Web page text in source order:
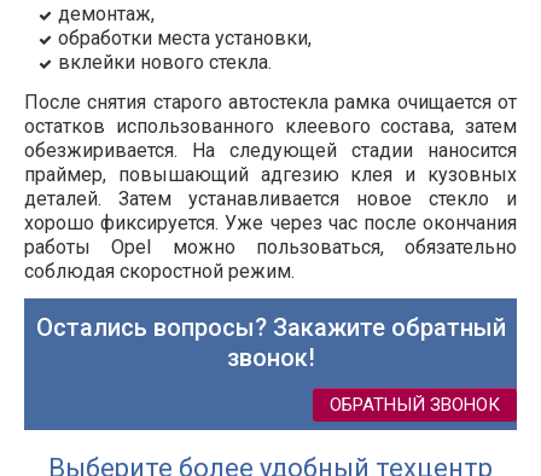
демонтаж,
обработки места установки,
вклейки нового стекла.
После снятия старого автостекла рамка очищается от
остатков использованного клеевого состава, затем
обезжиривается. На следующей стадии наносится
праймер, повышающий адгезию клея и кузовных
деталей. Затем устанавливается новое стекло и
хорошо фиксируется. Уже через час после окончания
работы Opel можно пользоваться, обязательно
соблюдая скоростной режим.
Остались вопросы? Закажите обратный
звонок!
ОБРАТНЫЙ ЗВОНОК
Выберите более удобный техцентр